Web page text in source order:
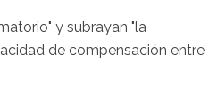
y subrayan "la
de compensación entre